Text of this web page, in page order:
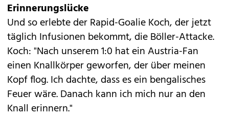
Erinnerungslücke
Und so erlebte der Rapid-Goalie Koch, der jetzt
täglich Infusionen bekommt, die Böller-Attacke.
Koch: "Nach unserem 1:0 hat ein Austria-Fan
einen Knallkörper geworfen, der über meinen
Kopf flog. Ich dachte, dass es ein bengalisches
Feuer wäre. Danach kann ich mich nur an den
Knall erinnern."